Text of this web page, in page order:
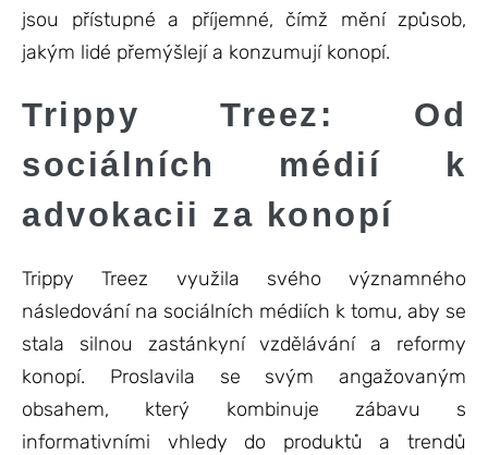
jsou přístupné a příjemné, čímž mění způsob,
jakým lidé přemýšlejí a konzumují konopí.
Trippy Treez: Od
sociálních médií k
advokacii za konopí
Trippy Treez využila svého významného
následování na sociálních médiích k tomu, aby se
stala silnou zastánkyní vzdělávání a reformy
konopí. Proslavila se svým angažovaným
obsahem, který kombinuje zábavu s
informativními vhledy do produktů a trendů